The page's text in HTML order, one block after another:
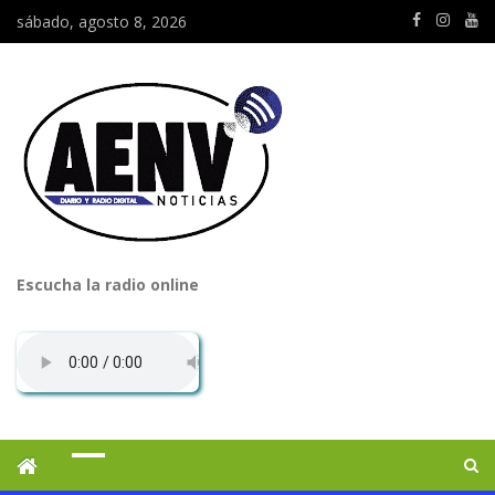
sábado, agosto 8, 2026
Escucha la radio online